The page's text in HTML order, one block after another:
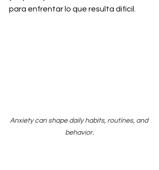
para enfrentar lo que resulta difícil.
Anxiety can shape daily habits, routines, and
behavior.